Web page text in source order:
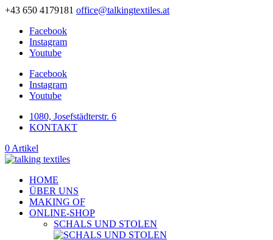
+43 650 4179181 office@talkingtextiles.at
Facebook
Instagram
Youtube
Facebook
Instagram
Youtube
1080, Josefstädterstr. 6
KONTAKT
0 Artikel
HOME
ÜBER UNS
MAKING OF
ONLINE-SHOP
SCHALS UND STOLEN